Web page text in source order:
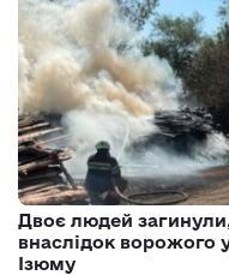
Двоє людей
внаслідок ворожого
Ізюму